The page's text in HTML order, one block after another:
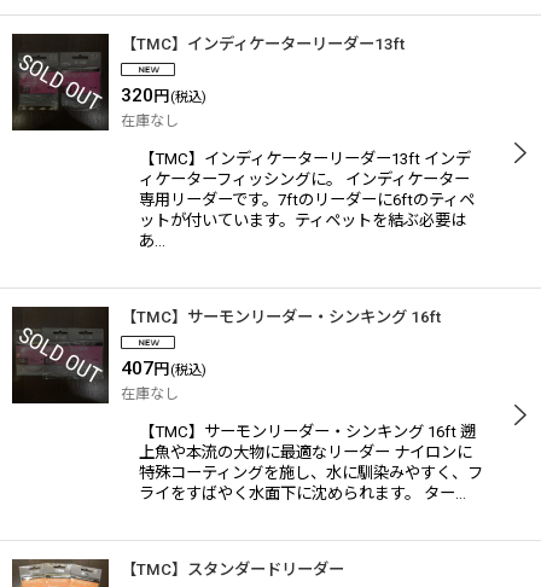
【TMC】インディケーターリーダー13ft
320 円 (税込)
在庫なし
【TMC】インディケーターリーダー13ft インデ
ィケーターフィッシングに。 インディケーター
専用リーダーです。7ftのリーダーに6ftのティペ
ットが付いています。ティペットを結ぶ必要は
あ…
【TMC】サーモンリーダー・シンキング 16ft
407円 (税込)
在庫なし
【TMC】サーモンリーダー・シンキング 16ft 遡
上魚や本流の大物に最適なリーダー ナイロンに
特殊コーティングを施し、水に馴染みやすく、フ
ライをすばやく水面下に沈められます。 ター…
【TMC】スタンダードリーダー